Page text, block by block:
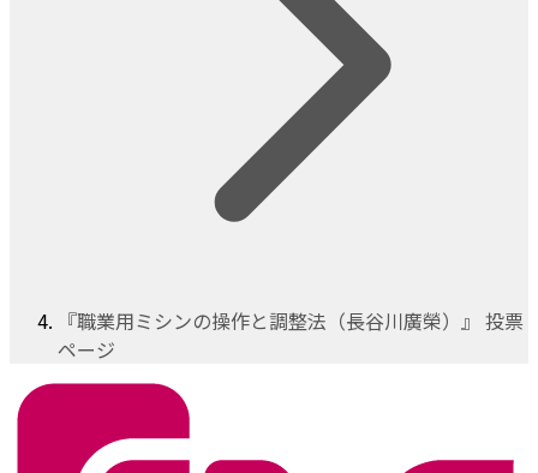
『職業用ミシンの操作と調整法（長谷川廣榮）』 投票
ページ